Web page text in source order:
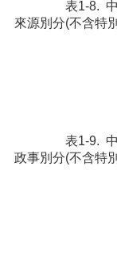
表1-8. 中央
來源別分(不含特
表1-9. 中央
政事別分(不含特